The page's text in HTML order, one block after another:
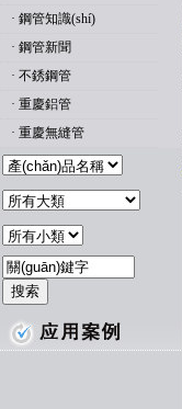
· 鋼管知識(shí)
· 鋼管新聞
· 不銹鋼管
· 重慶鋁管
· 重慶無縫管